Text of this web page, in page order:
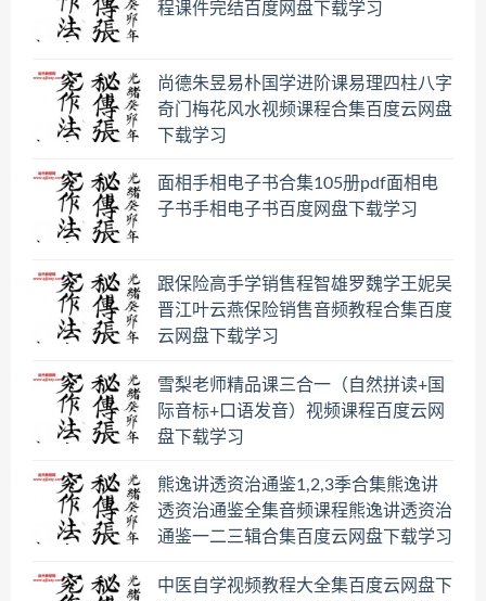
程课件完结百度网盘下载学习
尚德朱昱易朴国学进阶课易理四柱八字
奇门梅花风水视频课程合集百度云网盘
下载学习
面相手相电子书合集105册pdf面相电
子书手相电子书百度网盘下载学习
跟保险高手学销售程智雄罗魏学王妮吴
晋江叶云燕保险销售音频教程合集百度
云网盘下载学习
雪梨老师精品课三合一（自然拼读+国
际音标+口语发音）视频课程百度云网
盘下载学习
熊逸讲透资治通鉴1,2,3季合集熊逸讲
透资治通鉴全集音频课程熊逸讲透资治
通鉴一二三辑合集百度云网盘下载学习
中医自学视频教程大全集百度云网盘下